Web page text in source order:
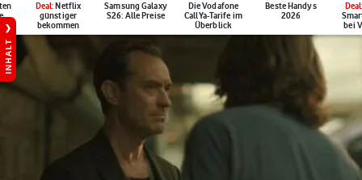
Deal: Netflix
günstiger
bekommen
Samsung Galaxy
S26: Alle Preise
Die Vodafone
CallYa-Tarife im
Überblick
Beste Handys
2026
Deal
bei
INHALT